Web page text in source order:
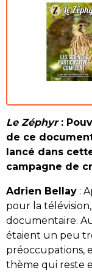
Le Zéphyr:
de ce
lancé dans
campagne de
Adrien Bellay :
pour la télévision,
documentaire.
étaient un peu
préoccupations,
thème qui reste